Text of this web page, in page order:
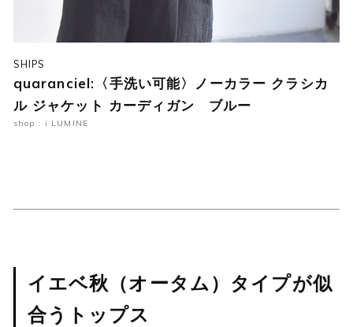
SHIPS
quaranciel:〈手洗い可能〉ノーカラー クラシカ
ル ジャケット カーディガン ブルー
shop : i LUMINE
イエベ秋（オータム）タイプが似
合うトップス